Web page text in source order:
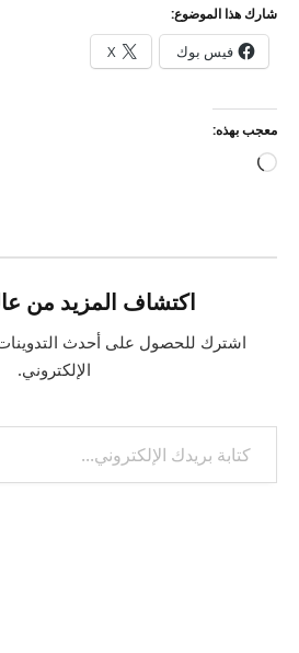
شارك هذا الموضوع:
فيس بوك X
معجب بهذه:
جاري
اكتشاف المزيد من
اشترك للحصول على أحدث
الإلكتروني.
كتابة بريدك الإلكتروني...